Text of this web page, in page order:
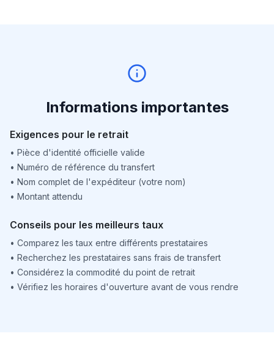
Informations importantes
Exigences pour le retrait
• Pièce d'identité officielle valide
• Numéro de référence du transfert
• Nom complet de l'expéditeur (votre nom)
• Montant attendu
Conseils pour les meilleurs taux
• Comparez les taux entre différents prestataires
• Recherchez les prestataires sans frais de transfert
• Considérez la commodité du point de retrait
• Vérifiez les horaires d'ouverture avant de vous rendre